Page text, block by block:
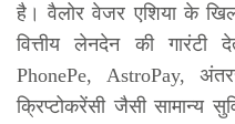
है। वैलोर वेजर एशिया के
वित्तीय लेनदेन की गारंटी
PhonePe, AstroPay,
क्रिप्टोकरेंसी जैसी सामान्य